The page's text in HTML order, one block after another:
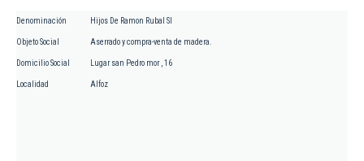
Denominación Hijos De Ramon Rubal Sl
Objeto Social Aserrado y compra-venta de madera.
Domicilio Social Lugar san Pedro mor , 16
Localidad Alfoz